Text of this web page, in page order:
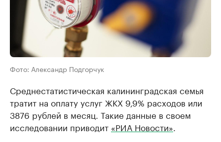
Фото: Александр Подгорчук
Среднестатистическая калининградская семья
тратит на оплату услуг ЖКХ 9,9% расходов или
3876 рублей в месяц. Такие данные в своем
исследовании приводит «РИА Новости»